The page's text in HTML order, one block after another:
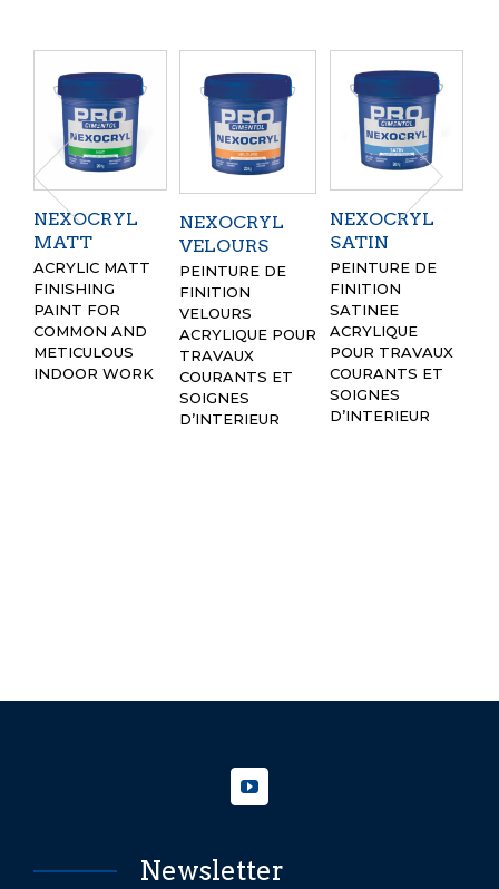
NEXOCRYL
MATT
ACRYLIC MATT
FINISHING
PAINT FOR
COMMON AND
METICULOUS
INDOOR WORK
NEXOCRYL
VELOURS
PEINTURE DE
FINITION
VELOURS
ACRYLIQUE POUR
TRAVAUX
COURANTS ET
SOIGNES
D’INTERIEUR
NEXOCRYL
SATIN
PEINTURE DE
FINITION
SATINEE
ACRYLIQUE
POUR TRAVAUX
COURANTS ET
SOIGNES
D’INTERIEUR
Newsletter